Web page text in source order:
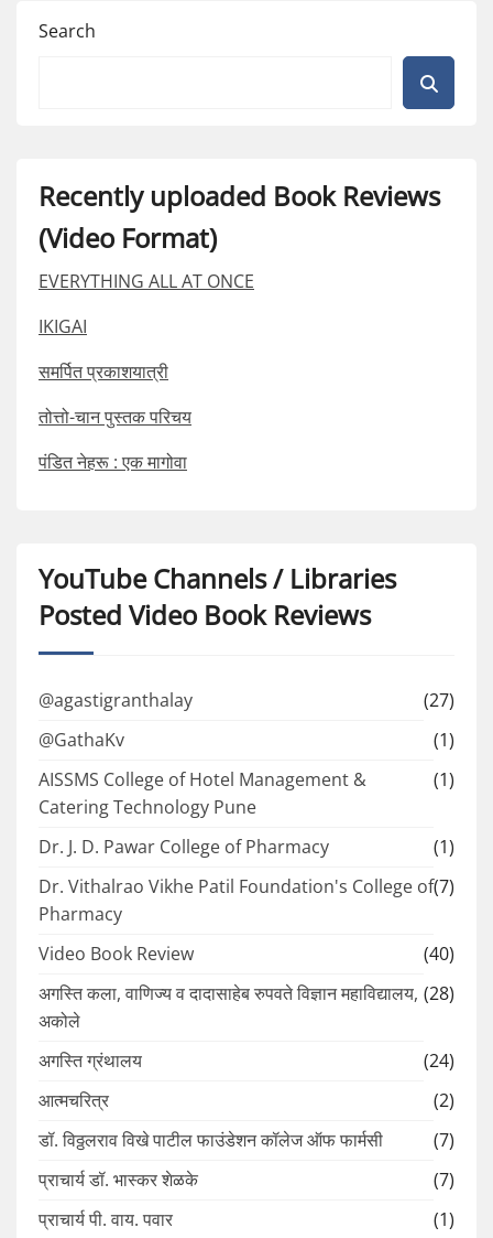
Search
Recently uploaded Book Reviews
(Video Format)
EVERYTHING ALL AT ONCE
IKIGAI
समर्पित प्रकाशयात्री
तोत्तो-चान पुस्तक परिचय
पंडित नेहरू : एक मागोवा
YouTube Channels / Libraries
Posted Video Book Reviews
@agastigranthalay
(27)
@GathaKv
(1)
AISSMS College of Hotel Management &
Catering Technology Pune
(1)
Dr. J. D. Pawar College of Pharmacy
(1)
Dr. Vithalrao Vikhe Patil Foundation's College of
Pharmacy
(7)
Video Book Review
(40)
अगस्ति कला, वाणिज्य व दादासाहेब रुपवते विज्ञान महाविद्यालय,
अकोले
(28)
अगस्ति ग्रंथालय
(24)
आत्मचरित्र
(2)
डॉ. विठ्ठलराव विखे पाटील फाउंडेशन कॉलेज ऑफ फार्मसी
(7)
प्राचार्य डॉ. भास्कर शेळके
(7)
प्राचार्य पी. वाय. पवार
(1)